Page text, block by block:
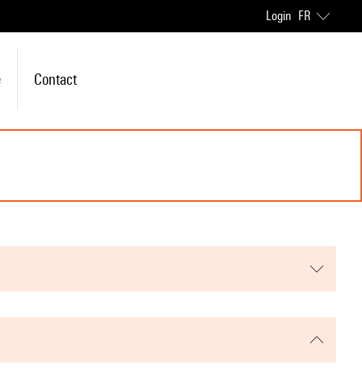
Login FR
Contact